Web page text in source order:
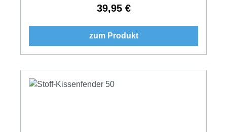
Regulärer Preis:
39,95 €
zum Produkt